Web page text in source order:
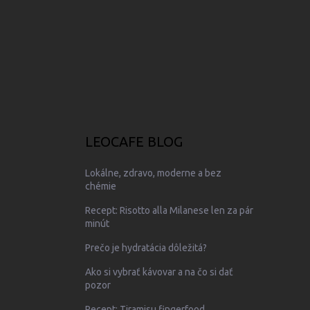
LEOCAFE BLOG
Lokálne, zdravo, moderne a bez
chémie
Recept: Risotto alla Milanese len za pár
minút
Prečo je hydratácia dôležitá?
Ako si vybrať kávovar a na čo si dať
pozor